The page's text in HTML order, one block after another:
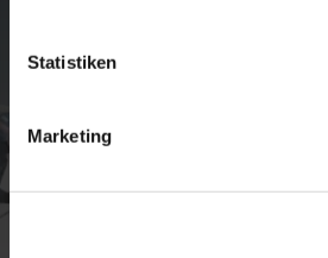
Statistiken
Marketing
Vimeo-Video abgespielt
werden, werden Daten
YouTube bzw.